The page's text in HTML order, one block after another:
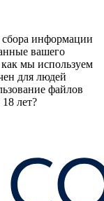
информации
вашего
мы используем
для людей
файлов
лет?